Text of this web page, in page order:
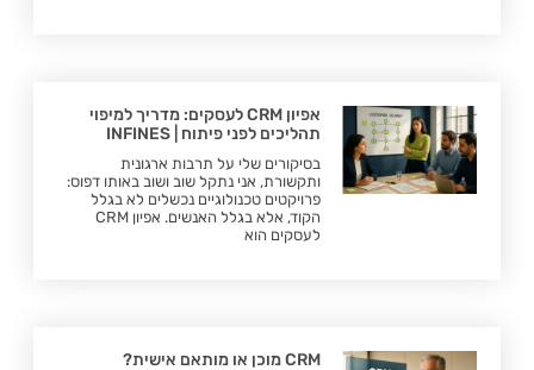
אפיון CRM לעסקים: מדריך למיפוי
תהליכים לפני פיתוח | INFINES
בסיקורים שלי על תרבות ארגונית
ותקשורת, אני נתקל שוב ושוב באותו דפוס:
פרויקטים טכנולוגיים נכשלים לא בגלל
הקוד, אלא בגלל האנשים. אפיון CRM
לעסקים הוא
CRM מוכן או מותאם אישית?